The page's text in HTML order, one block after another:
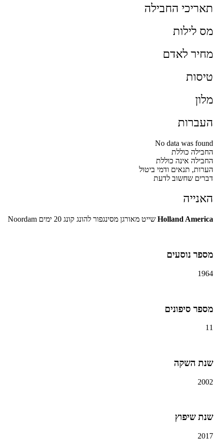
תאריכי החבילה
מס לילות
מחיר לאדם
טיסות
מלון
העברות
No data was found
החבילה כוללת
החבילה אינה כוללת
הערות, תנאים ודמי ביטול
דברים שחשוב לדעת
האנייה
Holland America שייט מאורגן מסינגפור להונג קונג 20 ימים Noordam
מספר נוסעים
1964
מספר סיפונים
11
שנת השקה
2002
שנת שיפוץ
2017